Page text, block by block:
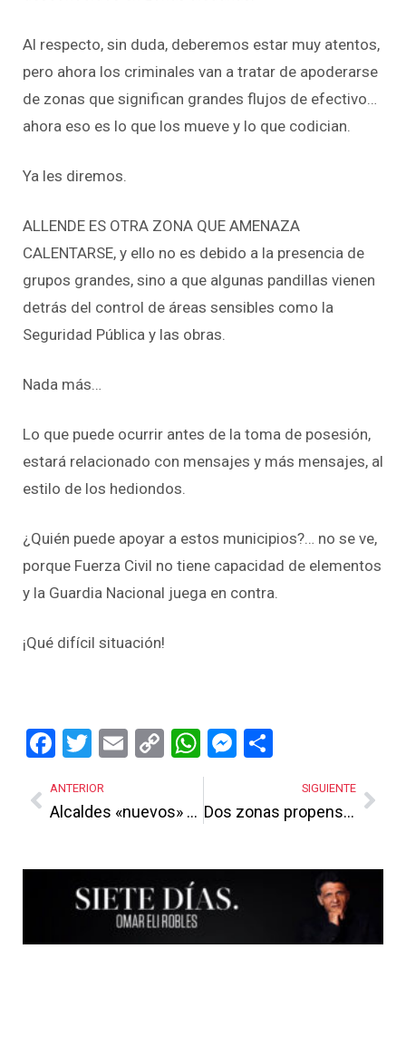
Al respecto, sin duda, deberemos estar muy atentos,
pero ahora los criminales van a tratar de apoderarse
de zonas que significan grandes flujos de efectivo…
ahora eso es lo que los mueve y lo que codician.
Ya les diremos.
ALLENDE ES OTRA ZONA QUE AMENAZA
CALENTARSE, y ello no es debido a la presencia de
grupos grandes, sino a que algunas pandillas vienen
detrás del control de áreas sensibles como la
Seguridad Pública y las obras.
Nada más…
Lo que puede ocurrir antes de la toma de posesión,
estará relacionado con mensajes y más mensajes, al
estilo de los hediondos.
¿Quién puede apoyar a estos municipios?… no se ve,
porque Fuerza Civil no tiene capacidad de elementos
y la Guardia Nacional juega en contra.
¡Qué difícil situación!
Facebook
Twitter
EmailCopy
Link
WhatsApp
Messenger
ANTERIOR
Alcaldes «nuevos» enfrentan amenazas y acoso de los hediondos
SIGUIENTE
Dos zonas propensas a guerra de hediondos